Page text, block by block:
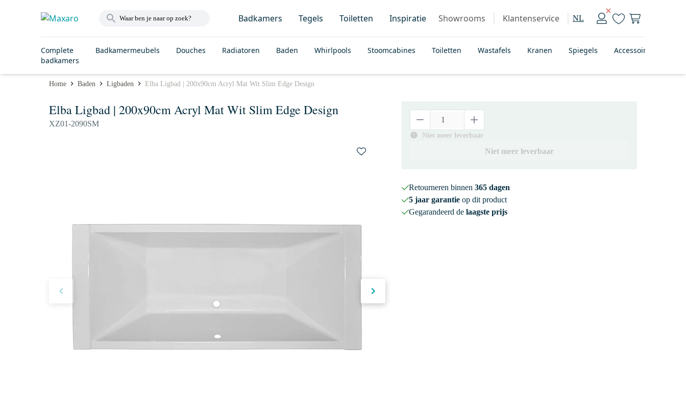
Badkamers Tegels Toiletten Inspiratie Showrooms Klantenservice NL
Complete
badkamers
Badkamermeubels Douches Radiatoren Baden Whirlpools Stoomcabines Toiletten Wastafels Kranen Spiegels Accessoires
Home Baden Ligbaden Elba Ligbad | 200x90cm Acryl Mat Wit Slim Edge Design
Elba Ligbad | 200x90cm Acryl Mat Wit Slim Edge Design
XZ01-2090SM
Niet meer leverbaar
Niet meer leverbaar
Retourneren binnen 365 dagen
5 jaar garantieop dit product
Gegarandeerd de laagste prijs